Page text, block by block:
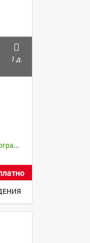
1 д.
Фотосессии с лошадьми фотограф Липецк Данков